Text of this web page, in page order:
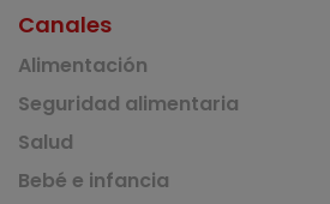
Canales
Alimentación
Seguridad alimentaria
Salud
Bebé e infancia